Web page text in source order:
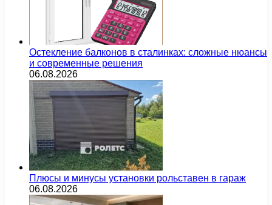
Остекление балконов в сталинках: сложные нюансы
и современные решения
06.08.2026
Плюсы и минусы установки рольставен в гараж
06.08.2026